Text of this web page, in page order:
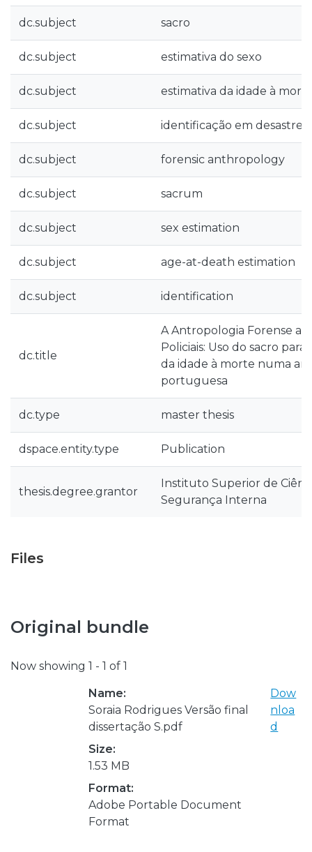
dc.subject sacro
dc.subject estimativa do sexo
dc.subject estimativa da idade à
dc.subject identificação em desastres
dc.subject forensic anthropology
dc.subject sacrum
dc.subject sex estimation
dc.subject age-at-death estimation
dc.subject identification
dc.title
A Antropologia Forense
Policiais: Uso do sacro
da idade à morte numa
portuguesa
dc.type master thesis
dspace.entity.type Publication
thesis.degree.grantor
Instituto Superior de
Segurança Interna
Files
Original bundle
Now showing 1 - 1 of 1
Name:
Soraia Rodrigues Versão final
dissertação S.pdf
Size:
1.53 MB
Format:
Adobe Portable Document
Format
Dow
nloa
d